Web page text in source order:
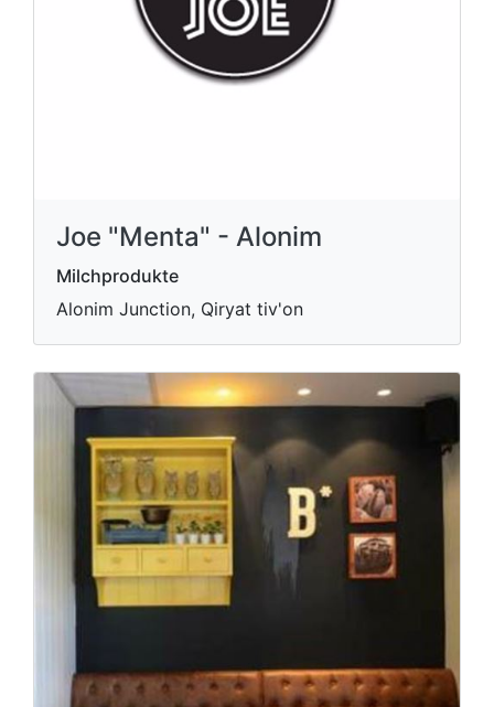
Joe "Menta" - Alonim
Milchprodukte
Alonim Junction, Qiryat tiv'on